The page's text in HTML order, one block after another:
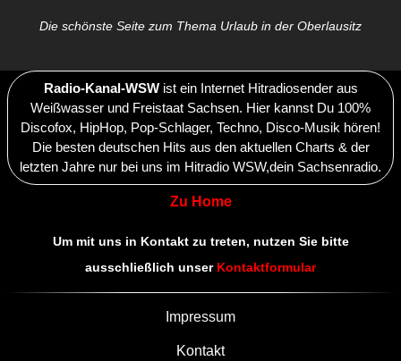
Die schönste Seite zum Thema Urlaub in der Oberlausitz
Radio-Kanal-WSWist ein Internet Hitradiosender aus
Weißwasser und Freistaat Sachsen. Hier kannst Du 100%
Discofox, HipHop, Pop-Schlager, Techno, Disco-Musik hören!
Die besten deutschen Hits aus den aktuellen Charts & der
letzten Jahre nur bei uns im Hitradio WSW,dein Sachsenradio.
Zu Home
Um mit uns in Kontakt zu treten, nutzen Sie bitte
ausschließlich unser Kontaktformular
Impressum
Kontakt